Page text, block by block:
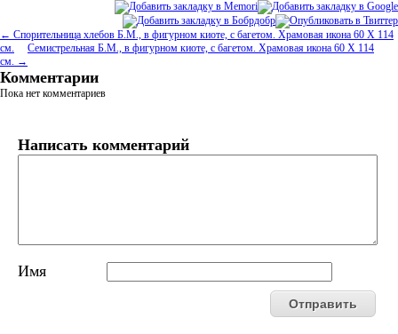
← Спорительница хлебов Б.М., в фигурном киоте, с багетом. Храмовая икона 60 Х 114
см.
Семистрельная Б.М., в фигурном киоте, с багетом. Храмовая икона 60 Х 114
см. →
Комментарии
Пока нет комментариев
Написать комментарий
Имя